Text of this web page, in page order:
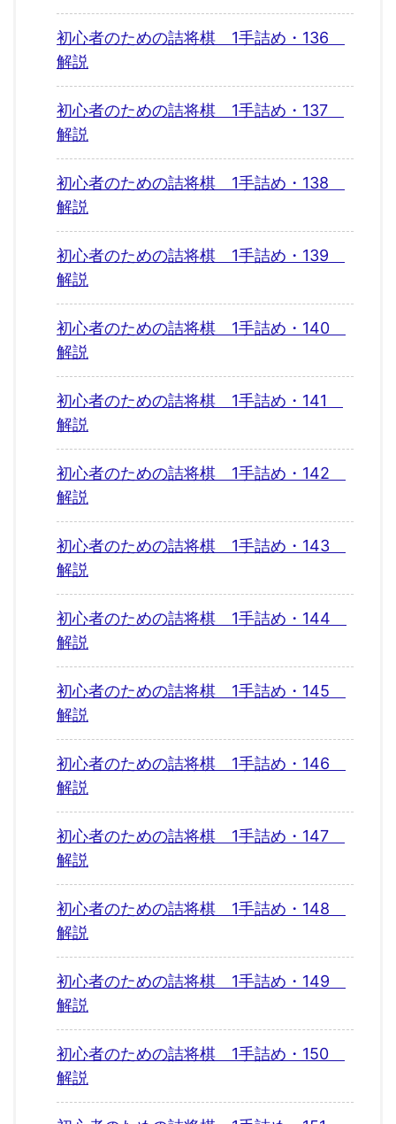
初心者のための詰将棋 1手詰め・136
解説
初心者のための詰将棋 1手詰め・137
解説
初心者のための詰将棋 1手詰め・138
解説
初心者のための詰将棋 1手詰め・139
解説
初心者のための詰将棋 1手詰め・140
解説
初心者のための詰将棋 1手詰め・141
解説
初心者のための詰将棋 1手詰め・142
解説
初心者のための詰将棋 1手詰め・143
解説
初心者のための詰将棋 1手詰め・144
解説
初心者のための詰将棋 1手詰め・145
解説
初心者のための詰将棋 1手詰め・146
解説
初心者のための詰将棋 1手詰め・147
解説
初心者のための詰将棋 1手詰め・148
解説
初心者のための詰将棋 1手詰め・149
解説
初心者のための詰将棋 1手詰め・150
解説